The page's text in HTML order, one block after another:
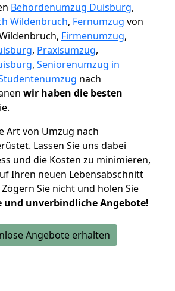
Behördenumzug Duisburg,
Wildenbruch, Fernumzug von
Firmenumzug,
, Praxisumzug,
, Seniorenumzug in
nach
wir haben die besten
Art von Umzug nach
Lassen Sie uns dabei
und die Kosten zu minimieren,
Ihren neuen Lebensabschnitt
Zögern Sie nicht und holen Sie
und unverbindliche Angebote!
Angebote erhalten